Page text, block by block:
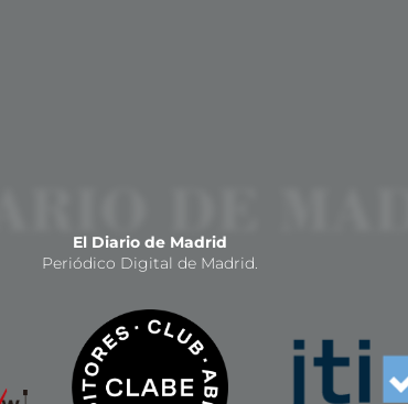
El Diario de Madrid
Periódico Digital de Madrid.